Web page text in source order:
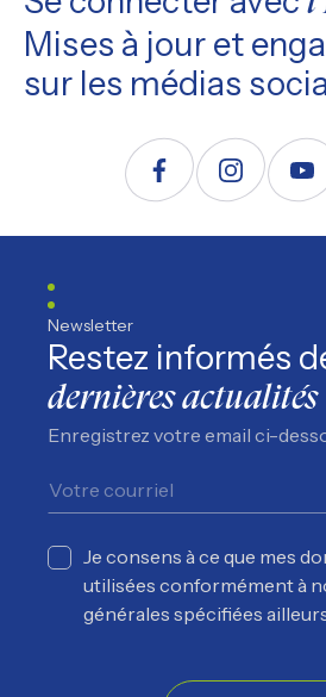
Mises à jour et
sur les médias
Newsletter
Restez informés
dernières actualités
Enregistrez votre email ci-
Je consens à ce que mes
utilisées conformément à
générales spécifiées